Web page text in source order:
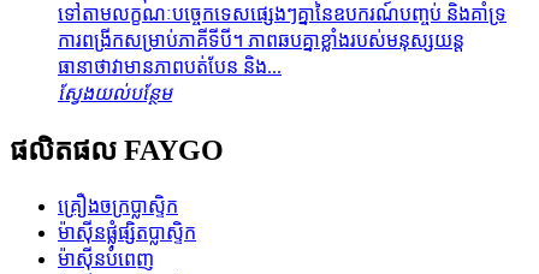
ទៅតាមលក្ខណៈបច្ចេកទេសផ្សេងៗគ្នានៃឧបករណ៍បញ្ចប់ និងគាំទ្រ
ការពង្រីកសម្រាប់ភាគីទីបី។ ភាពឆបគ្នាខ្លាំងរបស់មនុស្សយន្ត
ធានាថាវាមានភាពបត់បែន និង...
ស្វែងយល់បន្ថែម
ផលិតផល FAYGO
គ្រឿងចក្រប្លាស្ទិក
ម៉ាស៊ីនផ្លុំផ្សិតប្លាស្ទិក
ម៉ាស៊ីនបំពេញ